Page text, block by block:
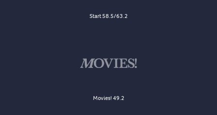
Start 58.5/63.2
Movies! 49.2